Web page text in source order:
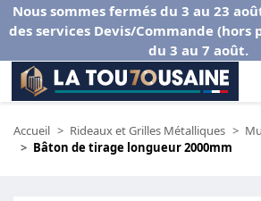
Nous sommes fermés du 3 au 23
des services Devis/Commande (hors
du 3 au 7 août.
Accueil Rideaux et Grilles Métalliques
Bâton de tirage longueur 2000mm